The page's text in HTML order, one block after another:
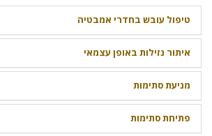
טיפול עובש בחדרי אמבטיה
איתור נזילות באופן עצמאי
מניעת סתימות
פתיחת סתימות